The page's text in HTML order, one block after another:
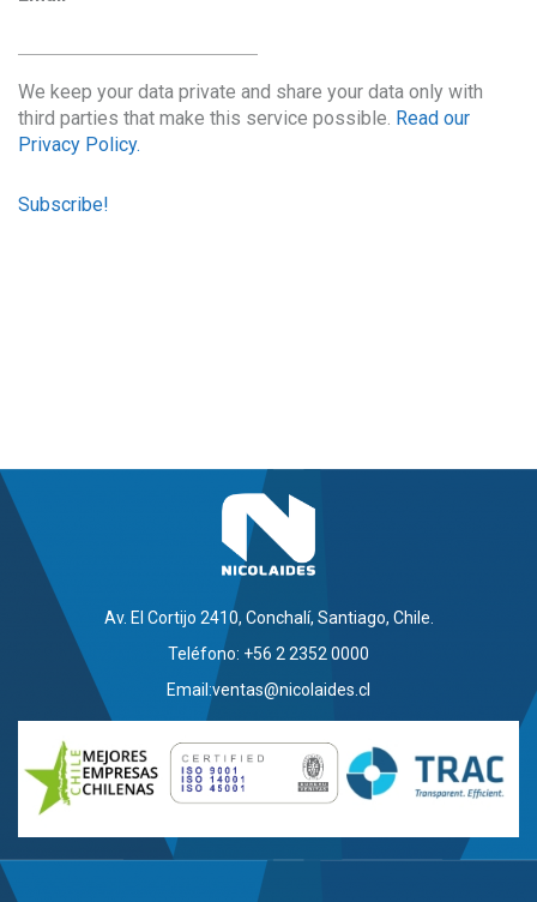
We keep your data private and share your data only with
third parties that make this service possible. Read our
Privacy Policy.
Av. El Cortijo 2410, Conchalí, Santiago, Chile.
Teléfono: +56 2 2352 0000
Email:ventas@nicolaides.cl